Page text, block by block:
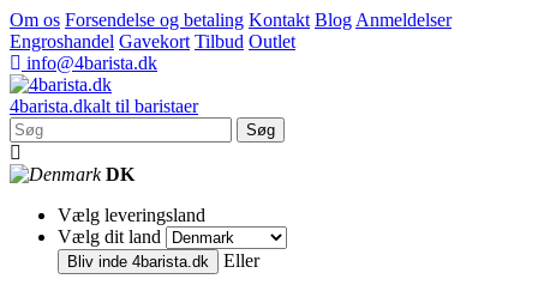
Om os Forsendelse og betaling Kontakt Blog Anmeldelser
Engroshandel Gavekort Tilbud Outlet
info@4barista.dk
4barista.dkalt til baristaer
Søg
DK
Vælg leveringsland
Vælg dit land
Bliv inde 4barista.dk Eller